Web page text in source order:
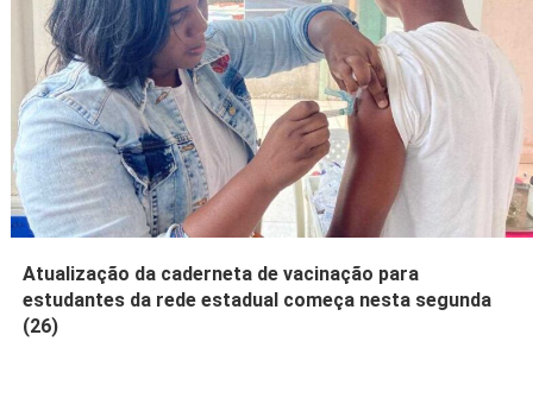
Atualização da caderneta de vacinação para
estudantes da rede estadual começa nesta segunda
(26)